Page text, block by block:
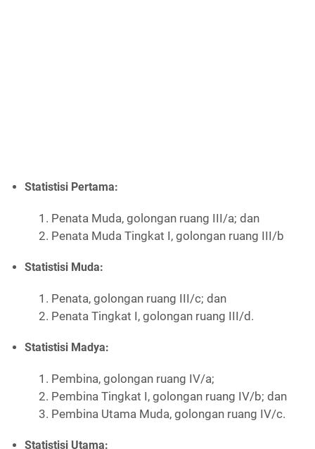
Statistisi Pertama:
1. Penata Muda, golongan ruang III/a; dan
2. Penata Muda Tingkat I, golongan ruang III/b
Statistisi Muda:
1. Penata, golongan ruang III/c; dan
2. Penata Tingkat I, golongan ruang III/d.
Statistisi Madya:
1. Pembina, golongan ruang IV/a;
2. Pembina Tingkat I, golongan ruang IV/b; dan
3. Pembina Utama Muda, golongan ruang IV/c.
Statistisi Utama: